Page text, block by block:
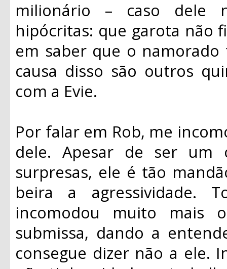
milionário – caso dele
hipócritas: que garota não
em saber que o
causa disso são outros
com a Evie.
Por falar em Rob, me
dele. Apesar de ser
surpresas, ele é tão
beira a agressividade.
incomodou muito mais
submissa, dando a
consegue dizer não a ele.